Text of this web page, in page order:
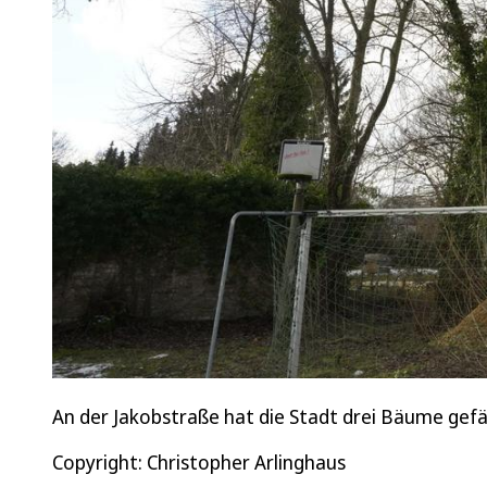
An der Jakobstraße hat die Stadt drei Bäume
Copyright: Christopher Arlinghaus